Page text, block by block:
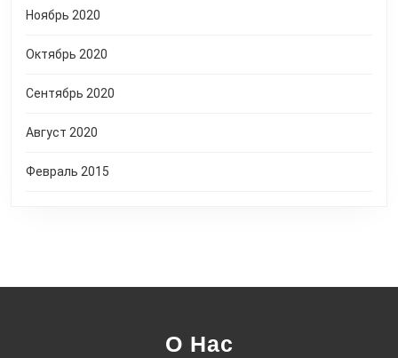
Ноябрь 2020
Октябрь 2020
Сентябрь 2020
Август 2020
Февраль 2015
О Нас